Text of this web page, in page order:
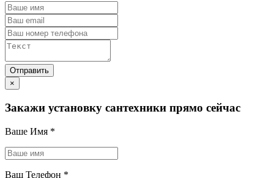
×
Закажи установку сантехники прямо сейчас
Ваше Имя *
Ваш Телефон *